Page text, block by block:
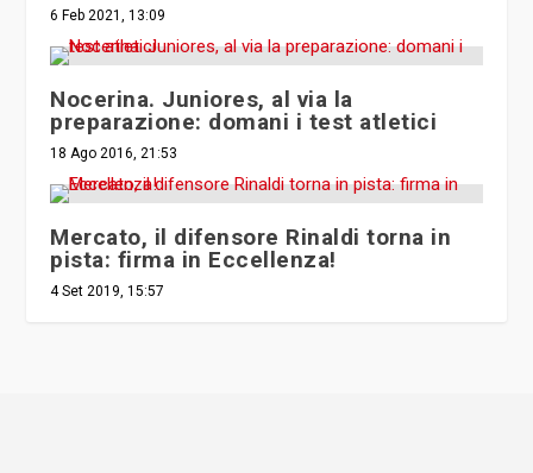
6 Feb 2021, 13:09
Nocerina. Juniores, al via la
preparazione: domani i test atletici
18 Ago 2016, 21:53
Mercato, il difensore Rinaldi torna in
pista: firma in Eccellenza!
4 Set 2019, 15:57